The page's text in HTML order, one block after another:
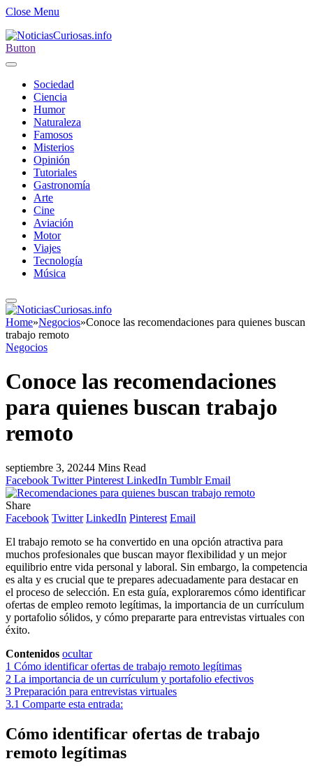
Close Menu
Button
Sociedad
Ciencia
Humor
Naturaleza
Famosos
Misterios
Opinión
Tutoriales
Gastronomía
Arte
Cine
Aviación
Motor
Viajes
Tecnología
Música
Home»Negocios»Conoce las recomendaciones para quienes buscan
trabajo remoto
Negocios
Conoce las recomendaciones
para quienes buscan trabajo
remoto
septiembre 3, 20244 Mins Read
Facebook Twitter Pinterest LinkedIn Tumblr Email
Share
Facebook Twitter LinkedIn Pinterest Email
El trabajo remoto se ha convertido en una opción atractiva para
muchos profesionales que buscan mayor flexibilidad y un mejor
equilibrio entre vida personal y laboral. Sin embargo, la competencia
es alta y es crucial que te prepares adecuadamente para destacar en
el proceso de selección. En esta guía, exploraremos cómo identificar
ofertas de empleo remoto legítimas, la importancia de un currículum
y portafolio sólidos, y cómo prepararte para entrevistas virtuales con
éxito.
Contenidos ocultar
1 Cómo identificar ofertas de trabajo remoto legítimas
2 La importancia de un currículum y portafolio efectivos
3 Preparación para entrevistas virtuales
3.1 Comparte esta entrada:
Cómo identificar ofertas de trabajo
remoto legítimas